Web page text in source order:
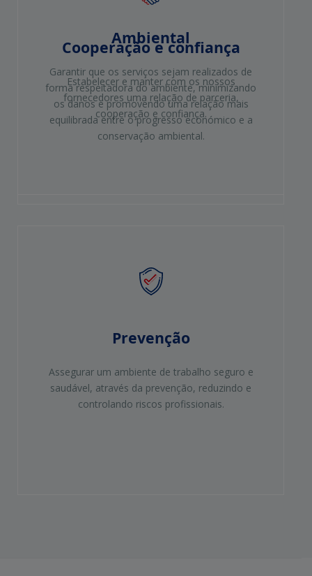
Ambiental
Garantir que os serviços sejam realizados de
forma respeitadora do ambiente, minimizando
os danos e promovendo uma relação mais
equilibrada entre o progresso económico e a
conservação ambiental.
Cooperação e confiança
Estabelecer e manter com os nossos
fornecedores uma relação de parceria,
cooperação e confiança.
Prevenção
Assegurar um ambiente de trabalho seguro e
saudável, através da prevenção, reduzindo e
controlando riscos profissionais.